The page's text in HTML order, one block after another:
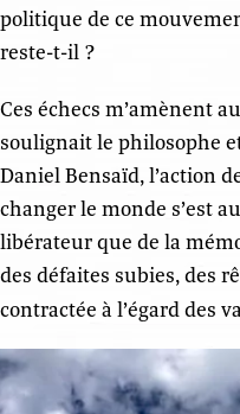
politique de ce
reste-t-il ?
Ces échecs m’amènent
soulignait le philosophe
Daniel Bensaïd, l’action
changer le monde s’est
libérateur que de la
des défaites subies, des
contractée à l’égard des